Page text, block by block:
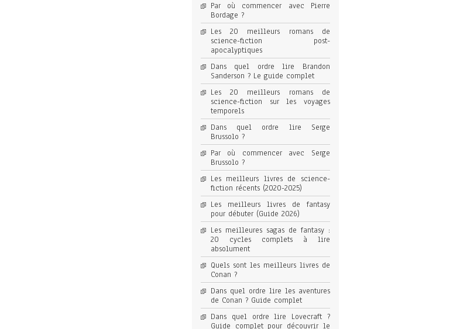
Par où commencer avec Pierre
Bordage ?
Les 20 meilleurs romans de
science-fiction post-
apocalyptiques
Dans quel ordre lire Brandon
Sanderson ? Le guide complet
Les 20 meilleurs romans de
science-fiction sur les voyages
temporels
Dans quel ordre lire Serge
Brussolo ?
Par où commencer avec Serge
Brussolo ?
Les meilleurs livres de science-
fiction récents (2020-2025)
Les meilleurs livres de fantasy
pour débuter (Guide 2026)
Les meilleures sagas de fantasy :
20 cycles complets à lire
absolument
Quels sont les meilleurs livres de
Conan ?
Dans quel ordre lire les aventures
de Conan ? Guide complet
Dans quel ordre lire Lovecraft ?
Guide complet pour découvrir le